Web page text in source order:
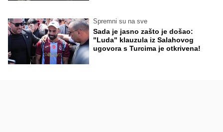
Spremni su na sve
Sada je jasno zašto je došao:
"Luda" klauzula iz Salahovog
ugovora s Turcima je otkrivena!